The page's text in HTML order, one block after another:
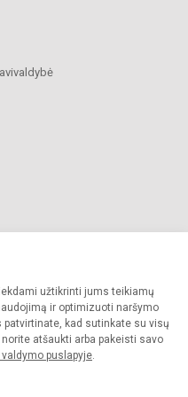
užtikrinti jums teikiamų
ir optimizuoti naršymo
patvirtinate, kad sutinkate su visų
atšaukti arba pakeisti savo
puslapyje.
Visos teisės saugomos.
sutikimo griežtai draudžiama.
Slapukų valdymas